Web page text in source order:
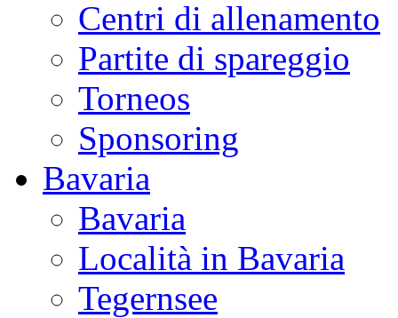
Centri di allenamento
Partite di spareggio
Torneos
Sponsoring
Bavaria
Bavaria
Località in Bavaria
Tegernsee